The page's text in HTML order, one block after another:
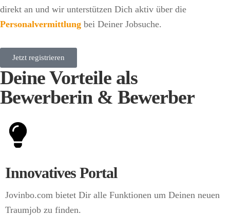
direkt an und wir unterstützen Dich aktiv über die
Personalvermittlung bei Deiner Jobsuche.
Jetzt registrieren
Deine Vorteile als
Bewerberin & Bewerber
Innovatives Portal
Jovinbo.com bietet Dir alle Funktionen um Deinen neuen
Traumjob zu finden.